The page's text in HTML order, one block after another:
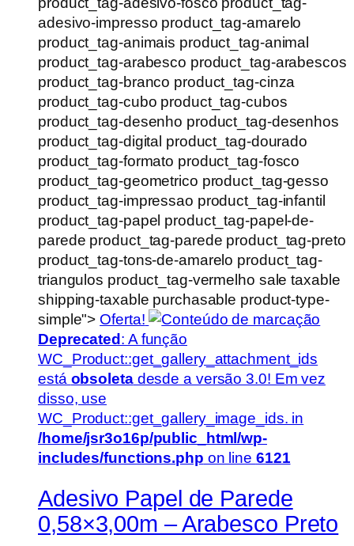
adesivo-impresso product_tag-amarelo
product_tag-animais product_tag-animal
product_tag-arabesco product_tag-arabescos
product_tag-branco product_tag-cinza
product_tag-cubo product_tag-cubos
product_tag-desenho product_tag-desenhos
product_tag-digital product_tag-dourado
product_tag-formato product_tag-fosco
product_tag-geometrico product_tag-gesso
product_tag-impressao product_tag-infantil
product_tag-papel product_tag-papel-de-
parede product_tag-parede product_tag-preto
product_tag-tons-de-amarelo product_tag-
triangulos product_tag-vermelho sale taxable
shipping-taxable purchasable product-type-
simple"> Oferta!
Deprecated: A função
WC_Product::get_gallery_attachment_ids
está obsoletadesde a versão 3.0! Em vez
disso, use
WC_Product::get_gallery_image_ids. in
/home/jsr3o16p/public_html/wp-
includes/functions.php on line 6121
Adesivo Papel de Parede
0,58×3,00m – Arabesco Preto